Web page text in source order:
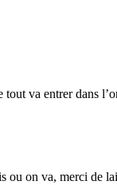
va entrer dans
on va, merci de